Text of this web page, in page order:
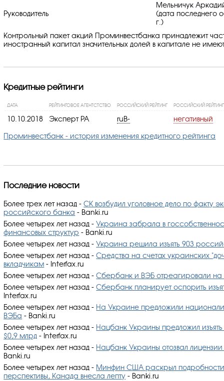
Руководитель
Мельничук
(дата последнего
г.)
Контрольный пакет акций Проминвестбанка принадлежит
иностранный капитал значительных долей в капитале не
Кредитные рейтинги
ДАТА РЕЙТИНГОВОЕ АГЕНТСТСТВО РОССИЙСКИЙ РЕЙТИНГ РОССИЙСКИЙ
10.10.2018 Эксперт РА ruB-
негативный
Проминвестбанк - история изменения кредитного рейтинга
Последние новости
Более трех лет назад- СК возбудил уголовное дело по факту
российского банка - Banki.ru
Более четырех лет назад- Украина забрала в
финансовых структур - Banki.ru
Более четырех лет назад- Украина решила изъять 903
Более четырех лет назад- Средства на счетах украинских
вкладчикам - Interfax.ru
Более четырех лет назад- Сбербанк и ВЭБ отреагировали на
Более четырех лет назад- Сбербанк планирует оспорить
Interfax.ru
Более четырех лет назад- На Украине предложили
ВЭБа - Banki.ru
Более четырех лет назад- Нацбанк Украины предложил
$0,9 млрд - Interfax.ru
Более четырех лет назад- Нацбанк Украины отозвал
Banki.ru
Более четырех лет назад- Минфин США раскрыл подробности
перспективы, Канада внесла лепту - Banki.ru